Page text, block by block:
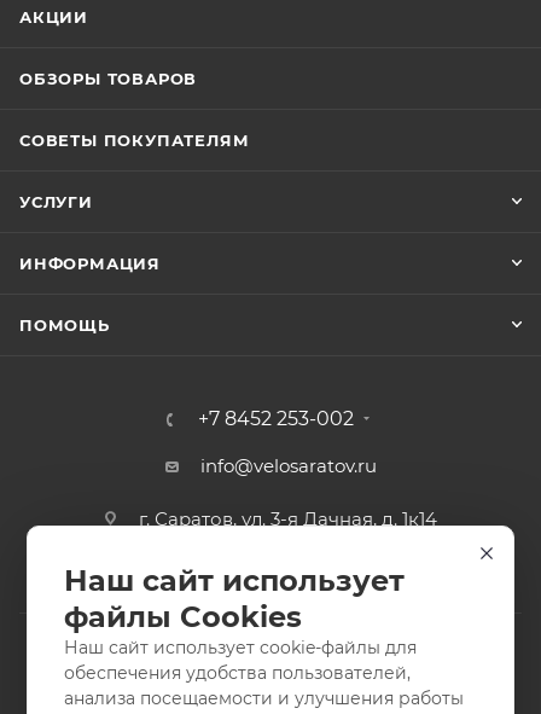
АКЦИИ
ОБЗОРЫ ТОВАРОВ
СОВЕТЫ ПОКУПАТЕЛЯМ
УСЛУГИ
ИНФОРМАЦИЯ
ПОМОЩЬ
+7 8452 253-002
info@velosaratov.ru
г. Саратов, ул. 3-я Дачная, д. 1к14
2011-2026 © интернет-магазин спортивных товаров
Наш сайт использует
файлы Cookies
Наш сайт использует cookie-файлы для
обеспечения удобства пользователей,
анализа посещаемости и улучшения работы